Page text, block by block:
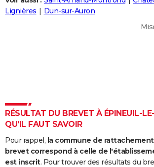
Destinations
City break
Voyage nature
Voyage de noces
Forum
Climat
+
PHOTO
Dictionnaire
Biographies
Citations
Expressions
Proverbes
PROGRAMME TV
S'inscrire
Se connecter
Lycées
Collèges
Primaires
Universités
Entreprises
Service militaire
Avis de recherche
AVIS DE DÉCÈS
Lignières
Dun-sur-Auron
RÉSULTAT DU BREVET À ÉPINEUIL-
QU'IL FAUT SAVOIR
Pour rappel, la commune de
brevet correspond à celle de
est inscrit. Pour trouver des résultats du